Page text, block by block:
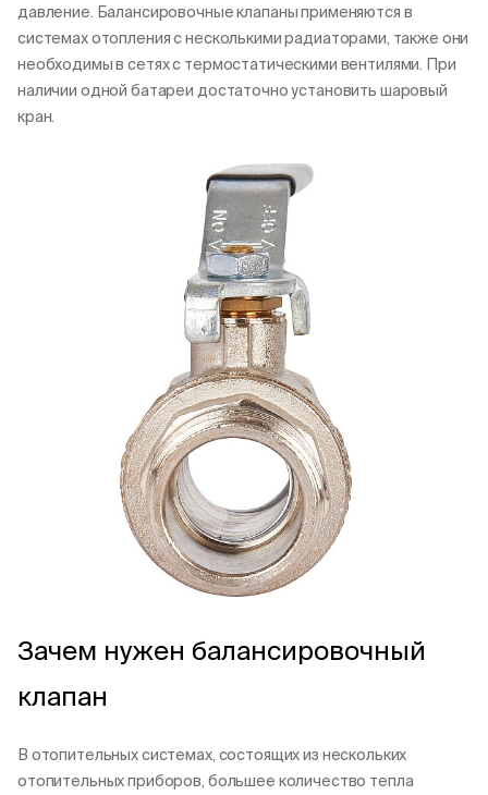
давление. Балансировочные клапаны применяются в
системах отопления с несколькими радиаторами, также они
необходимы в сетях с термостатическими вентилями. При
наличии одной батареи достаточно установить шаровый
кран.
Зачем нужен балансировочный
клапан
В отопительных системах, состоящих из нескольких
отопительных приборов, большее количество тепла